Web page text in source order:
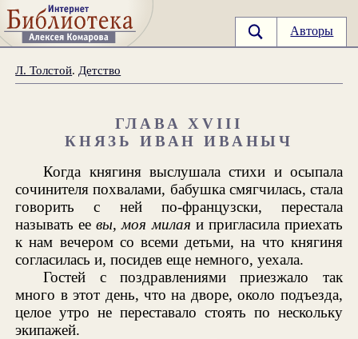
Авторы
Л. Толстой. Детство
ГЛАВА XVIII
КНЯЗЬ ИВАН ИВАНЫЧ
Когда княгиня выслушала стихи и осыпала
сочинителя похвалами, бабушка смягчилась, стала
говорить с ней по-французски, перестала
называть еевы, моя милая и пригласила приехать
к нам вечером со всеми детьми, на что княгиня
согласилась и, посидев еще немного, уехала.
Гостей с поздравлениями приезжало так
много в этот день, что на дворе, около подъезда,
целое утро не переставало стоять по нескольку
экипажей.